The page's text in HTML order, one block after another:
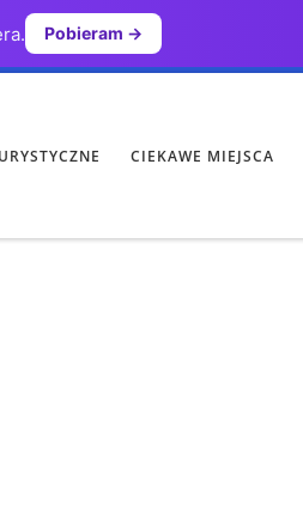
Pobieram →
CIEKAWE MIEJSCA